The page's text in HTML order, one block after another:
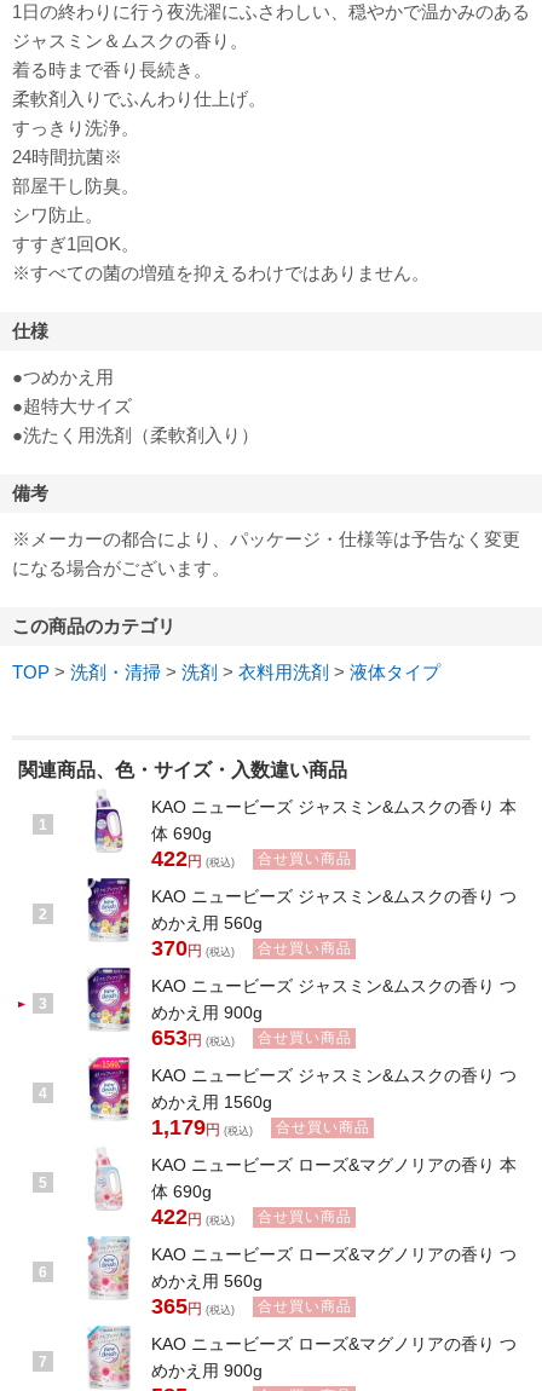
1日の終わりに行う夜洗濯にふさわしい、穏やかで温かみのある
ジャスミン＆ムスクの香り。
着る時まで香り長続き。
柔軟剤入りでふんわり仕上げ。
すっきり洗浄。
24時間抗菌※
部屋干し防臭。
シワ防止。
すすぎ1回OK。
※すべての菌の増殖を抑えるわけではありません。
仕様
●つめかえ用
●超特大サイズ
●洗たく用洗剤（柔軟剤入り）
備考
※メーカーの都合により、パッケージ・仕様等は予告なく変更
になる場合がございます。
この商品のカテゴリ
TOP > 洗剤・清掃 > 洗剤 > 衣料用洗剤 > 液体タイプ
関連商品、色・サイズ・入数違い商品
1
KAO ニュービーズ ジャスミン&ムスクの香り 本
体 690g
422円 (税込) 合せ買い商品
2
KAO ニュービーズ ジャスミン&ムスクの香り つ
めかえ用 560g
370円 (税込) 合せ買い商品
3
KAO ニュービーズ ジャスミン&ムスクの香り つ
めかえ用 900g
653円 (税込) 合せ買い商品
4
KAO ニュービーズ ジャスミン&ムスクの香り つ
めかえ用 1560g
1,179円 (税込) 合せ買い商品
5
KAO ニュービーズ ローズ&マグノリアの香り 本
体 690g
422円 (税込) 合せ買い商品
6
KAO ニュービーズ ローズ&マグノリアの香り つ
めかえ用 560g
365円 (税込) 合せ買い商品
7
KAO ニュービーズ ローズ&マグノリアの香り つ
めかえ用 900g